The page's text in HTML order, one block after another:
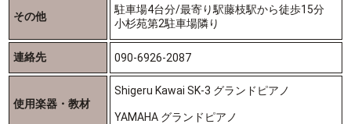
その他
駐車場4台分/最寄り駅藤枝駅から徒歩15分
小杉苑第2駐車場隣り
連絡先 090-6926-2087
使用楽器・教材
Shigeru Kawai SK-3 グランドピアノ
YAMAHA グランドピアノ